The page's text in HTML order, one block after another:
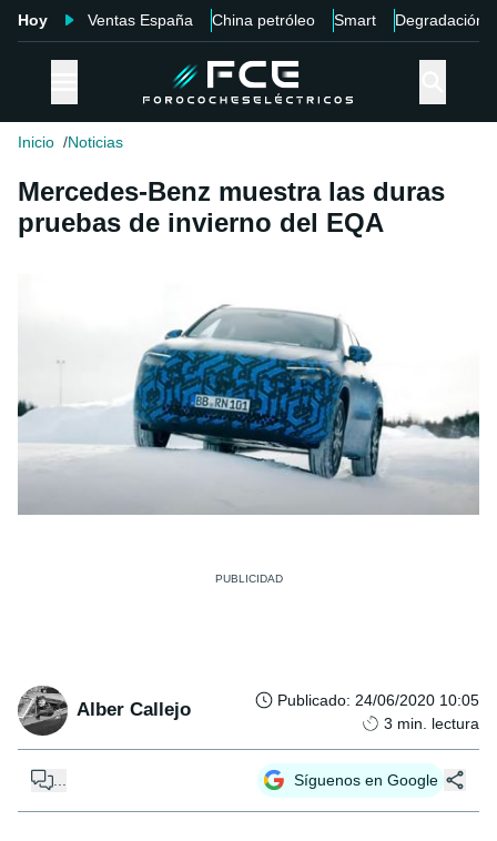
Hoy Ventas España China petróleo Smart Degradación
Inicio Noticias
Mercedes-Benz muestra las duras
pruebas de invierno del EQA
Alber Callejo Publicado: 24/06/2020 10:05
3 min. lectura
Síguenos en Google